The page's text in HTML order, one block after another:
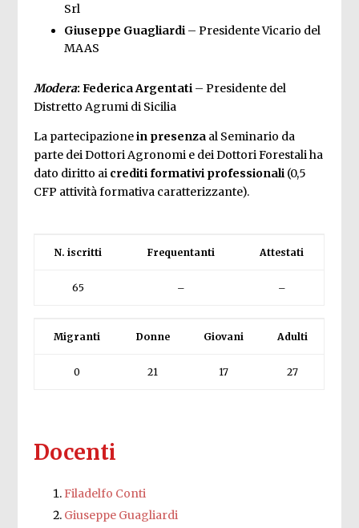
Srl
Giuseppe Guagliardi – Presidente Vicario del
MAAS
Modera: Federica Argentati – Presidente del
Distretto Agrumi di Sicilia
La partecipazionein presenza al Seminario da
parte dei Dottori Agronomi e dei Dottori Forestali ha
dato diritto ai crediti formativi professionali (0,5
CFP attività formativa caratterizzante).
N. iscritti Frequentanti Attestati
65 – –
Migranti Donne Giovani Adulti
0 21 17 27
Docenti
Filadelfo Conti
Giuseppe Guagliardi